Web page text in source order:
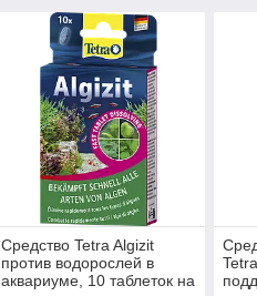
Средство Tetra Algizit
против водорослей в
аквариуме, 10 таблеток на